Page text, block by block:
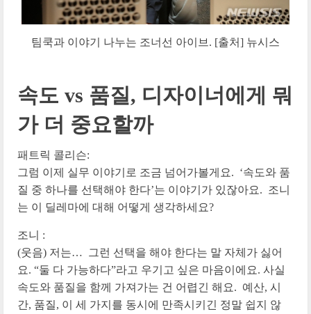
팀쿡과 이야기 나누는 조너선 아이브. [출처] 뉴시스
속도 vs 품질, 디자이너에게 뭐
가 더 중요할까
패트릭 콜리슨:
그럼 이제 실무 이야기로 조금 넘어가볼게요. ‘속도와 품
질 중 하나를 선택해야 한다’는 이야기가 있잖아요. 조니
는 이 딜레마에 대해 어떻게 생각하세요?
조니 :
(웃음) 저는… 그런 선택을 해야 한다는 말 자체가 싫어
요. “둘 다 가능하다”라고 우기고 싶은 마음이에요. 사실
속도와 품질을 함께 가져가는 건 어렵긴 해요. 예산, 시
간, 품질, 이 세 가지를 동시에 만족시키긴 정말 쉽지 않